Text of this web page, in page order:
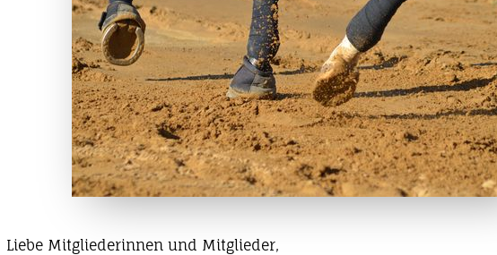
Liebe Mitgliederinnen und Mitglieder,